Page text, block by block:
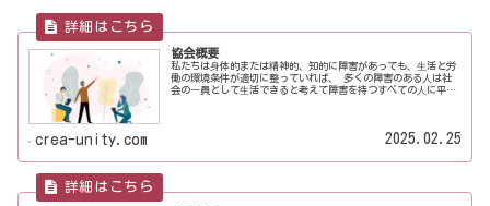
協会概要
私たちは⾝体的または精神的、知的に障害があっても、⽣活と労
働の環境条件が適切に整っていれば、 多くの障害のある⼈は社
会の⼀員として⽣活できると考えて障害を持つすべての⼈に平等
crea-unity.com 2025.02.25